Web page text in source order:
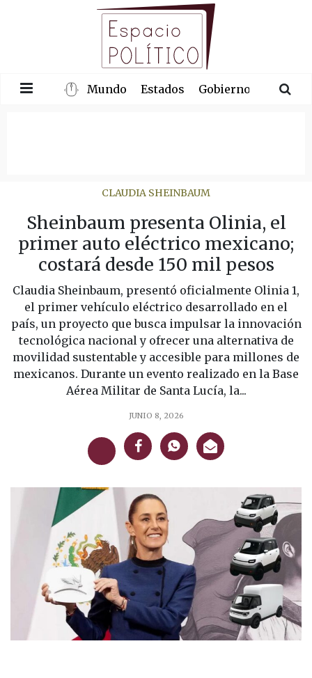
Mundo Estados Gobierno
CLAUDIA SHEINBAUM
Sheinbaum presenta Olinia, el
primer auto eléctrico mexicano;
costará desde 150 mil pesos
Claudia Sheinbaum, presentó oficialmente Olinia 1,
el primer vehículo eléctrico desarrollado en el
país, un proyecto que busca impulsar la innovación
tecnológica nacional y ofrecer una alternativa de
movilidad sustentable y accesible para millones de
mexicanos. Durante un evento realizado en la Base
Aérea Militar de Santa Lucía, la...
JUNIO 8, 2026